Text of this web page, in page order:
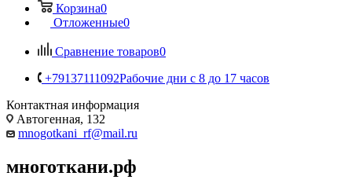
Корзина0
Отложенные0
Сравнение товаров0
+79137111092Рабочие дни с 8 до 17 часов
Контактная информация
Автогенная, 132
mnogotkani_rf@mail.ru
многоткани.рф